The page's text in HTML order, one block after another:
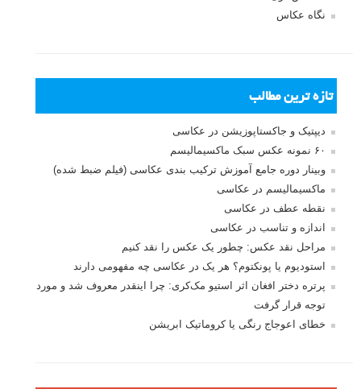
نگاه عکاس
تازه ترین مطالب
دیپتیک و جاکستا‌پوزیشن در عکاسی
۶۰ نمونه عکس سبک ماکسیمالیسم
وبینار دوره جامع آموزش ترکیب بندی عکاسی (فیلم ضبط شده)
ماکسیمالیسم در عکاسی
نقطه عطف در عکاسی
اندازه و تناسب در عکاسی
مراحل نقد عکس: چطور یک عکس را نقد کنیم
استودیوم یا پونکتوم؟ هر یک در عکاسی چه مفهومی دارند
پرتره دختر افغان اثر استیو مک‌کری: چرا اینقدر معروف شد و مورد
توجه قرار گرفت
خطای اعوجاج رنگی یا کروماتیک ابریشن